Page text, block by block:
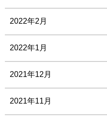
2022年2月
2022年1月
2021年12月
2021年11月